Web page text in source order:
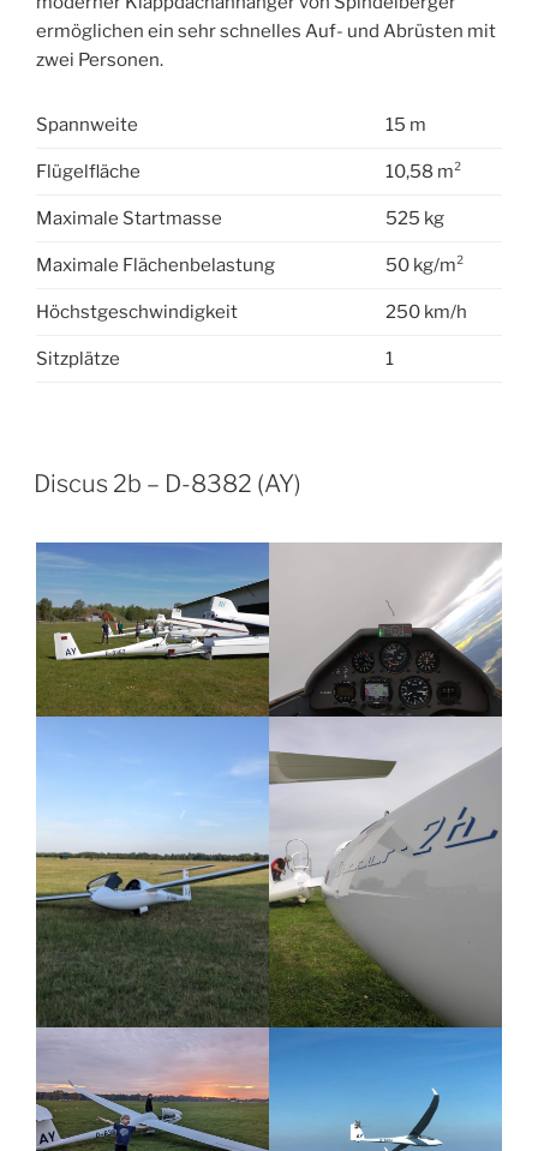
ermöglichen ein sehr schnelles Auf- und Abrüsten mit
zwei Personen.
Spannweite 15 m
Flügelfläche 10,58 m²
Maximale Startmasse 525 kg
Maximale Flächenbelastung 50 kg/m²
Höchstgeschwindigkeit 250 km/h
Sitzplätze 1
VERÖFFENTLICHT
AM
Discus 2b – D-8382 (AY)